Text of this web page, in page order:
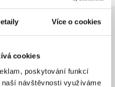
Více o cookies
cookies
poskytování funkcí
návštěvnosti využíváme